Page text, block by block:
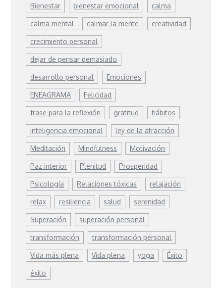
Bienestar bienestar emocional calma
calma mental calmar la mente creatividad
crecimiento personal
dejar de pensar demasiado
desarrollo personal Emociones
ENEAGRAMA Felicidad
frase para la reflexión gratitud hábitos
inteligencia emocional ley de la atracción
Meditación Mindfulness Motivación
Paz interior Plenitud Prosperidad
Psicología Relaciones tóxicas relajación
relax resiliencia salud serenidad
Superación superación personal
transformación transformación personal
Vida más plena Vida plena yoga Éxito
éxito